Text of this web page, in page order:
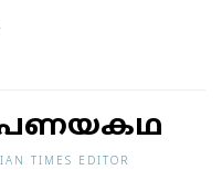
TIMES EDITOR